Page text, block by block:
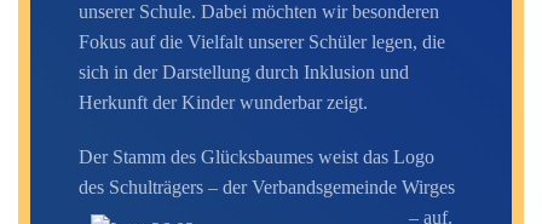
unserer Schule. Dabei möchten wir besonderen
Fokus auf die Vielfalt unserer Schüler legen, die
sich in der Darstellung durch Inklusion und
Herkunft der Kinder wunderbar zeigt.
Der Stamm des Glücksbaumes weist das Logo
des Schulträgers – derVerbandsgemeinde Wirges
– auf.